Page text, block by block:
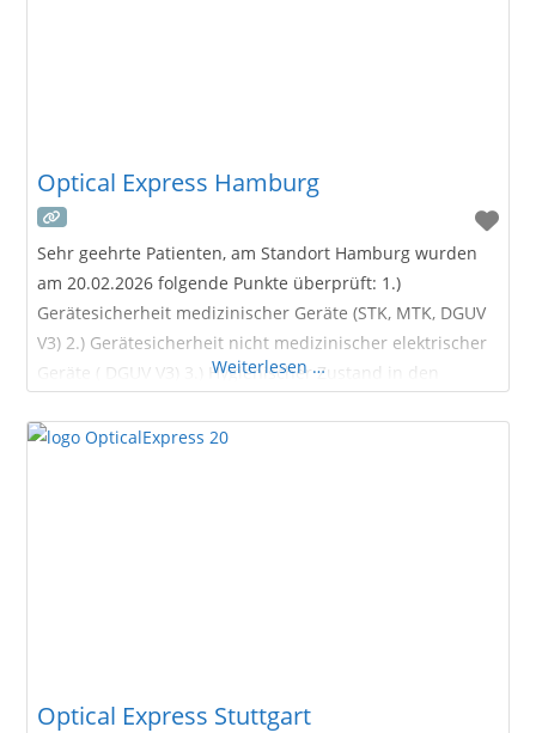
Optical Express Hamburg
Sehr geehrte Patienten, am Standort Hamburg wurden
am 20.02.2026 folgende Punkte überprüft: 1.)
Gerätesicherheit medizinischer Geräte (STK, MTK, DGUV
V3) 2.) Gerätesicherheit nicht medizinischer elektrischer
Geräte ( DGUV V3) 3.) Hygienischer Zustand in den
Express Augenlaser-Zentrum in Hamburg Unser Optical
Weiterlesen …
Optical Express Stuttgart